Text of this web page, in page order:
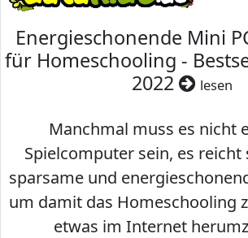
Energieschonende Mini
für Homeschooling -
2022
lesen
Manchmal muss es nicht
Spielcomputer sein, es
sparsame und
um damit das Homeschooling
etwas im Internet